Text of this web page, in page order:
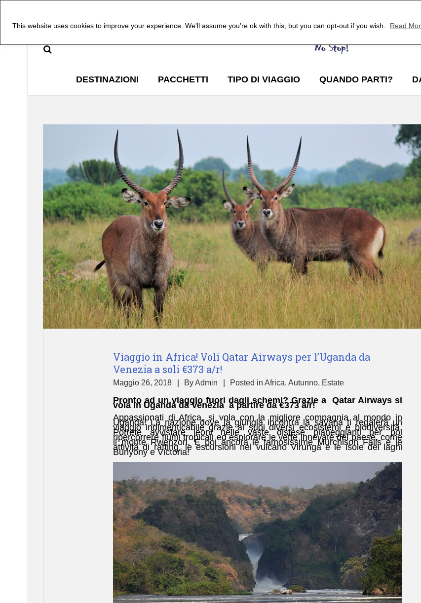
This website uses cookies to improve your experience. We'll assume you're ok with this, but you can opt-out if you wish. Read
DESTINAZIONI PACCHETTI TIPO DI VIAGGIO QUANDO PARTI?
Viaggio in Africa! Voli Qatar Airways per l’Uganda da
Venezia a soli €373 a/r!
Maggio 26, 2018 ByAdmin Posted in Africa, Autunno, Estate
Pronto ad un viaggio fuori dagli schemi? Grazie a Qatar Airways si
vola in Uganda da Venezia a partire da €373 a/r!
Appassionati di Africa, si vola con la migliore compagnia al mondo in
Uganda! La nazione dove la giungla incontra la savana ti regalerà un
viaggio indimenticabile grazie ai suoi diversi ecosistemi e biodiversità.
Potrete avvistare leoni nelle vaste distese pianeggianti per poi
ripercorrere fiumi tropicali ed esplorare le vette innevate del paese, come
il monte Rwenzori. E poi ancora le famosissime Murchison Falls e le
attività di rafting, le escursioni nel vulcano Virunga e le isole dei laghi
Bunyony e Victoria!